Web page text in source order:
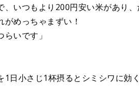
、いつもより200円安い米があり
めっちゃまずい！
いです」
1日小さじ1杯摂るとシミシワに効